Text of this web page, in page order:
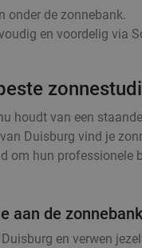
onder de zonnebank.
en voordelig via
houdt van een
Duisburg vind je
om hun professionele
aan de
en verwen